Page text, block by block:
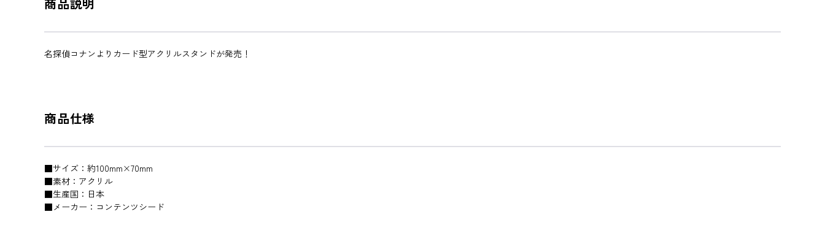
名探偵コナンよりカード型アクリルスタンドが発売！
商品仕様
■サイズ：約100mm×70mm
■素材：アクリル
■生産国：日本
■メーカー：コンテンツシード